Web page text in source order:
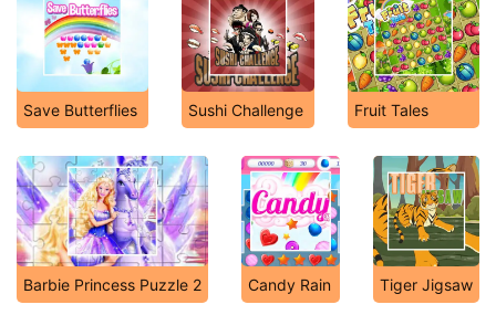
Save Butterflies Sushi Challenge Fruit Tales
Barbie Princess Puzzle 2 Candy Rain Tiger Jigsaw